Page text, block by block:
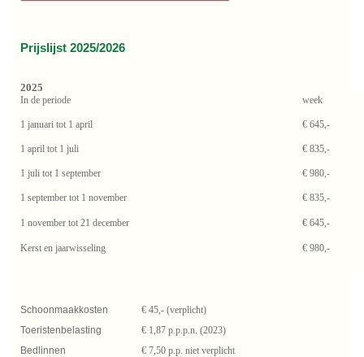
Prijslijst 2025/2026
2025
In de periode week
1 januari tot 1 april € 645,-
1 april tot 1 juli € 835,-
1 juli tot 1 september € 980,-
1 september tot 1 november € 835,-
1 november tot 21 december € 645,-
Kerst en jaarwisseling € 980,-
Schoonmaakkosten
€ 45,- (verplicht)
Toeristenbelasting
€ 1,87 p.p.p.n. (2023)
Bedlinnen
€ 7,50 p.p. niet verplicht